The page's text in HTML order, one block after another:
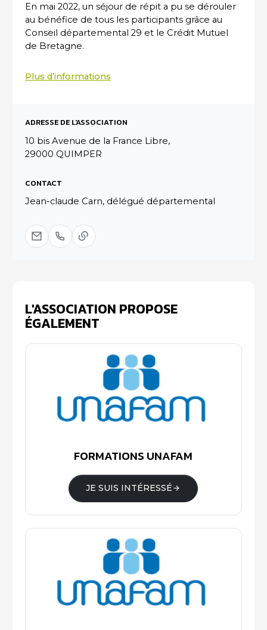
En mai 2022, un séjour de répit a pu se dérouler
au bénéfice de tous les participants grâce au
Conseil départemental 29 et le Crédit Mutuel
de Bretagne.
Plus d’informations
ADRESSE DE L'ASSOCIATION
10 bis Avenue de la France Libre,
29000 QUIMPER
CONTACT
Jean-claude Carn, délégué départemental
L'ASSOCIATION PROPOSE
ÉGALEMENT
FORMATIONS UNAFAM
JE SUIS INTÉRESSÉ